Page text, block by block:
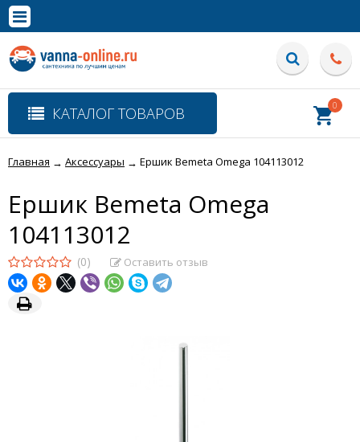
Полная версия сайта
КАТАЛОГ ТОВАРОВ 0
Главная → Аксессуары → Ершик Bemeta Omega 104113012
Ершик Bemeta Omega
104113012
(0) Оставить отзыв